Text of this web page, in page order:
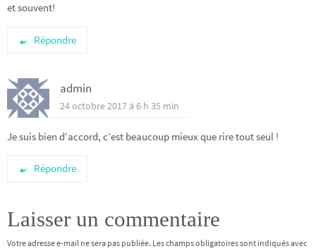
et souvent!
Répondre
admin
24 octobre 2017 à 6 h 35 min
Je suis bien d’accord, c’est beaucoup mieux que rire tout seul !
Répondre
Laisser un commentaire
Votre adresse e-mail ne sera pas publiée. Les champs obligatoires sont indiqués avec